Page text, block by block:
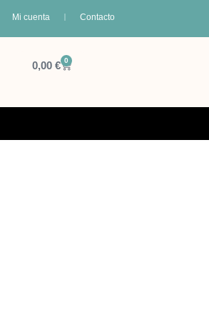
Mi cuenta Contacto
0,00 € 0
Carrito